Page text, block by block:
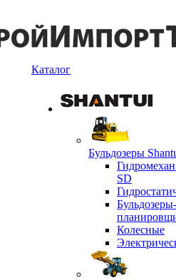
Каталог
Бульдозеры
SD
Бульдозеры-
Колесные